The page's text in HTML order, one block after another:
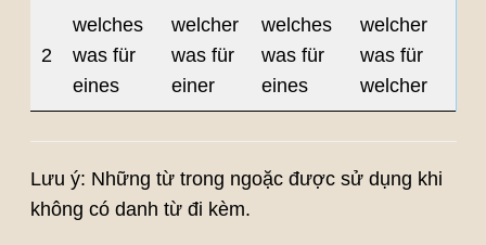
2
welches
was für
eines
welcher
was für
einer
welches
was für
eines
welcher
was für
welcher
Lưu ý: Những từ trong ngoặc được sử dụng khi
không có danh từ đi kèm.